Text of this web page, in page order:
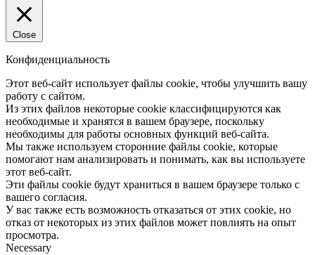
Close
Конфиденциальность
Этот веб-сайт использует файлы cookie, чтобы улучшить вашу
работу с сайтом.
Из этих файлов некоторые cookie классифицируются как
необходимые и хранятся в вашем браузере, поскольку
необходимы для работы основных функций веб-сайта.
Мы также используем сторонние файлы cookie, которые
помогают нам анализировать и понимать, как вы используете
этот веб-сайт.
Эти файлы cookie будут храниться в вашем браузере только с
вашего согласия.
У вас также есть возможность отказаться от этих cookie, но
отказ от некоторых из этих файлов может повлиять на опыт
просмотра.
Necessary